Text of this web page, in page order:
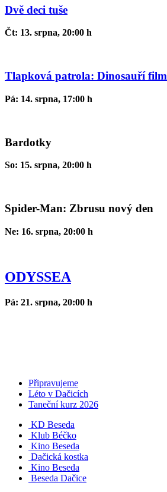
Dvě deci tuše
Čt: 13. srpna, 20:00 h
Tlapková patrola: Dinosauří film
Pá: 14. srpna, 17:00 h
Bardotky
So: 15. srpna, 20:00 h
Spider-Man: Zbrusu nový den
Ne: 16. srpna, 20:00 h
ODYSSEA
Pá: 21. srpna, 20:00 h
Připravujeme
Léto v Dačicích
Taneční kurz 2026
KD Beseda
Klub Béčko
Kino Beseda
Dačická kostka
Kino Beseda
Beseda Dačice